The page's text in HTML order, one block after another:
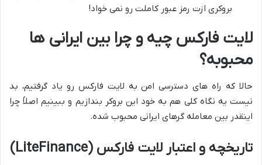
بروکری ازت رمز عبور کاملت رو نمی خواد!
لایت فارکس چیه و چرا بین ایرانی ها
محبوبه؟
حالا که راه های دسترسی امن به لایت فارکس رو یاد گرفتیم، بد
نیست یه نگاه کلی هم به خود این بروکر بندازیم و ببینیم اصلاً چرا
اینقدر بین معامله گرهای ایرانی محبوب شده.
تاریخچه و اعتبار لایت فارکس (LiteFinance)